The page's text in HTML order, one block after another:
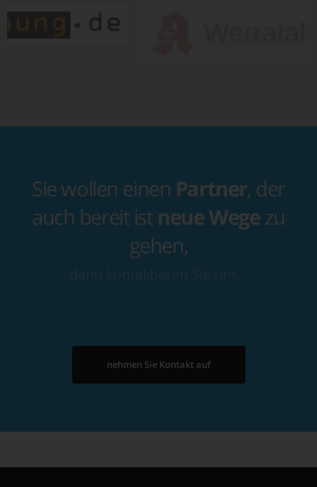
Sie wollen einen Partner, der
auch bereit ist neue Wegezu
gehen,
dann kontaktieren Sie uns…
nehmen Sie Kontakt auf